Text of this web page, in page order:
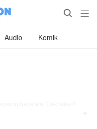
 
Audio Komik